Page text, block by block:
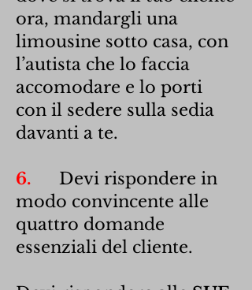
ora, mandargli una
limousine sotto casa, con
l’autista che lo faccia
accomodare e lo porti
con il sedere sulla sedia
davanti a te.
6.
Devi rispondere in
modo convincente alle
quattro domande
essenziali del cliente.